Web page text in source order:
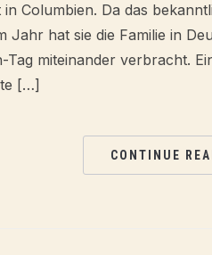
Columbien. Da das
Jahr hat sie die Familie in
miteinander verbracht.
[…]
CONTINUE